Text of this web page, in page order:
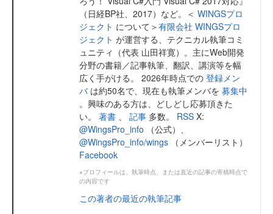
（日経BP社、2017）など。＜ WINGSプロ
ジェクト について＞有限会社 WINGSプロ
ジェクト が運営する、テクニカル執筆コミ
ュニティ（代表 山田祥寛）。主にWeb開発
分野の書籍／記事執筆、翻訳、講演等を幅
広く手がける。 2026年時点での 登録メン
バ は約50名で、現在も執筆メンバを 募集中
。興味のある方は、どしどし応募頂きた
い。 著書 、 記事 多数。 RSS X:
@WingsPro_info
（公式）、
@WingsPro_info/wings
（メンバーリスト）
Facebook
※プロフィールは、執筆時点、または直近の記事の寄稿時点で
の内容です
この著者の最近の執筆記事